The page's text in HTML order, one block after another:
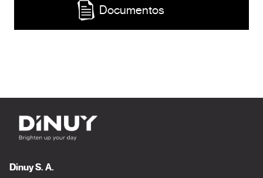
Documentos
Dinuy S. A.